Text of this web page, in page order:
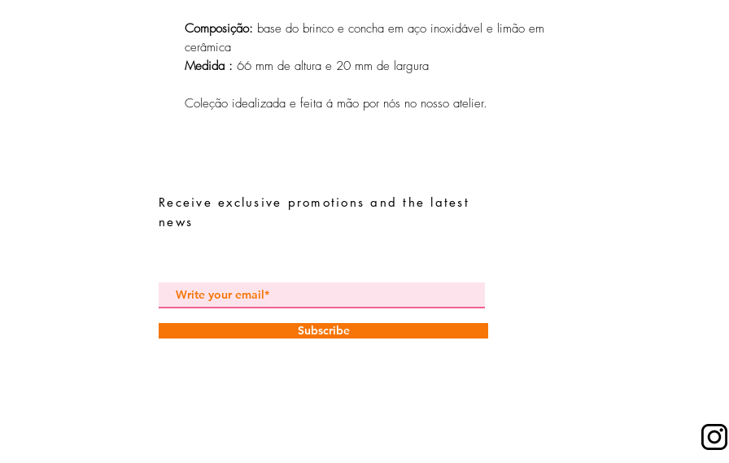
Composição: base do brinco e concha em aço inoxidável e limão em
cerâmica
Medida : 66 mm de altura e 20 mm de largura
Coleção idealizada e feita á mão por nós no nosso atelier.
Receive exclusive promotions and the latest
news
Subscribe